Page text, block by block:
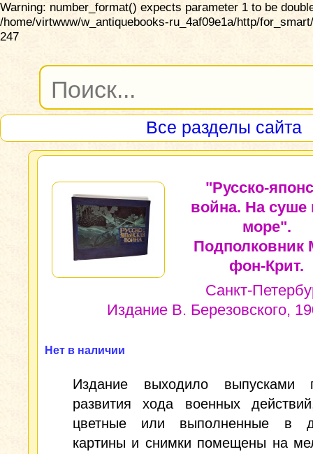
Warning: number_format() expects parameter 1 to be
/home/virtwww/w_antiquebooks-ru_4af09e1a/http/
247
Все разделы сайта
"Русско-
война. На суше
море".
Подполковник
фон-Крит.
Санкт-
Издание В. Березовского,
Нет в наличии
Издание выходило выпусками
развития хода военных
цветные или выполненные в
картины и снимки помещены на